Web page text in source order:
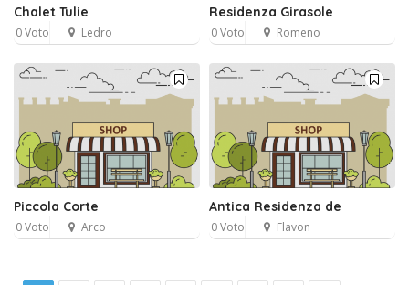
Chalet Tulie
0 Voto Ledro
Residenza Girasole
0 Voto Romeno
Piccola Corte
0 Voto Arco
Antica Residenza de
0 Voto Flavon